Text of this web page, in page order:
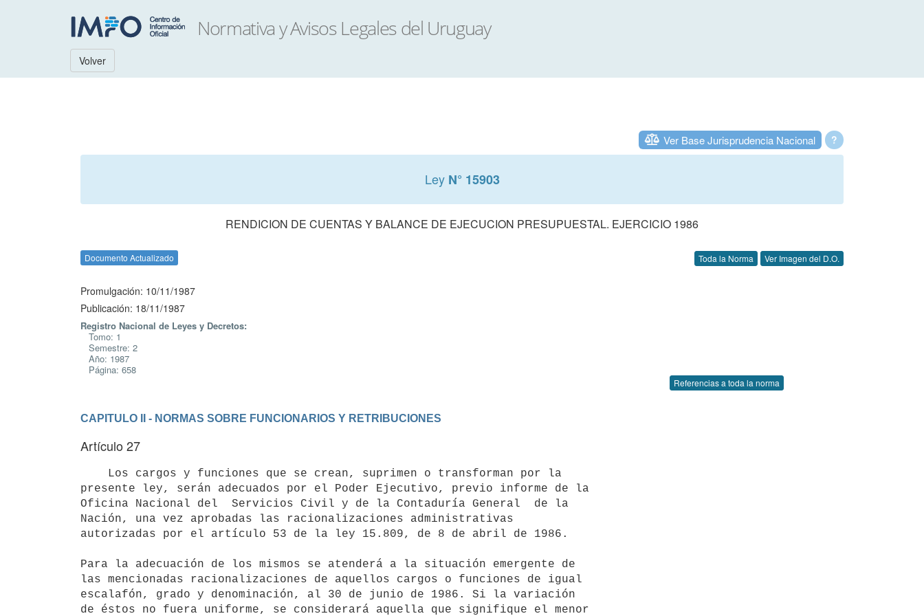
Volver
?
Ver Base Jurisprudencia Nacional
Ley N° 15903
RENDICION DE CUENTAS Y BALANCE DE EJECUCION PRESUPUESTAL. EJERCICIO 1986
Documento Actualizado Toda la Norma Ver Imagen del D.O.
Promulgación: 10/11/1987
Publicación: 18/11/1987
Registro Nacional de Leyes y Decretos:
Tomo: 1
Semestre: 2
Año: 1987
Página: 658
Referencias a toda la norma
CAPITULO II - NORMAS SOBRE FUNCIONARIOS Y RETRIBUCIONES
Artículo 27
presente ley, serán adecuados por el Poder Ejecutivo, previo informe de la
Oficina Nacional del  Servicios Civil y de la Contaduría General  de la
Nación, una vez aprobadas las racionalizaciones administrativas
autorizadas por el artículo 53 de la ley 15.809, de 8 de abril de 1986.
Para la adecuación de los mismos se atenderá a la situación emergente de
las mencionadas racionalizaciones de aquellos cargos o funciones de igual
escalafón, grado y denominación, al 30 de junio de 1986. Si la variación
de éstos no fuera uniforme, se considerará aquella que signifique el menor